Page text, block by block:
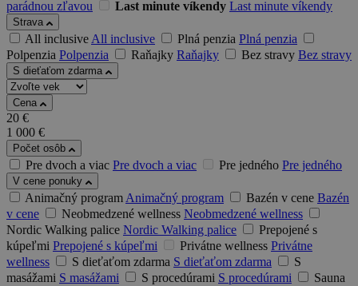
parádnou zľavou
Last minute víkendy Last minute víkendy
Strava
All inclusiveAll inclusive Plná penzia Plná penzia
Polpenzia Polpenzia Raňajky Raňajky Bez stravy Bez stravy
S dieťaťom zdarma
Cena
20 €
1 000 €
Počet osôb
Pre dvoch a viac Pre dvoch a viac Pre jedného Pre jedného
V cene ponuky
Animačný programAnimačný program Bazén v cene Bazén
v cene
Neobmedzené wellness Neobmedzené wellness
Nordic Walking palice Nordic Walking palice
Prepojené s
kúpeľmi Prepojené s kúpeľmi Privátne wellness Privátne
wellness
S dieťaťom zdarma S dieťaťom zdarma
S
masážami S masážami S procedúrami S procedúrami
Sauna